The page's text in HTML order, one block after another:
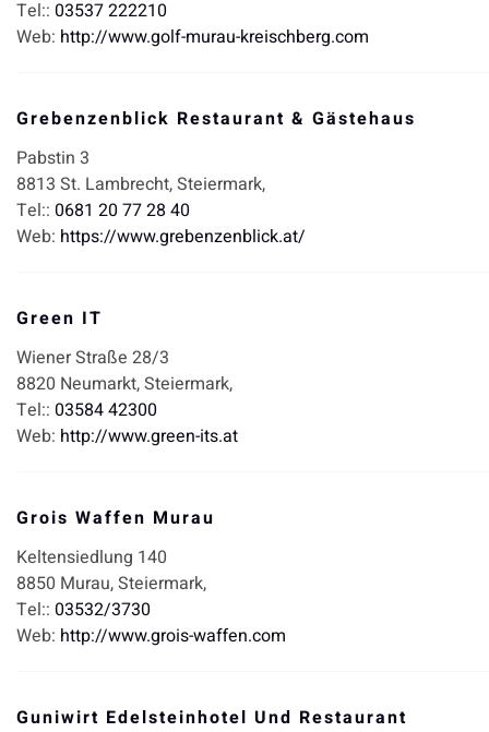
Tel:: 03537 222210
Web: http://www.golf-murau-kreischberg.com
Grebenzenblick Restaurant & Gästehaus
Pabstin 3
8813 St. Lambrecht,Steiermark,
Tel:: 0681 20 77 28 40
Web: https://www.grebenzenblick.at/
Green IT
Wiener Straße 28/3
8820 Neumarkt,Steiermark,
Tel:: 03584 42300
Web: http://www.green-its.at
Grois Waffen Murau
Keltensiedlung 140
8850 Murau,Steiermark,
Tel:: 03532/3730
Web: http://www.grois-waffen.com
Guniwirt Edelsteinhotel Und Restaurant